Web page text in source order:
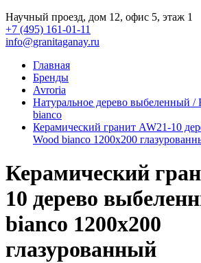
Научный проезд, дом 12, офис 5, этаж 1
+7 (495) 161-01-11
info@granitaganay.ru
Главная
Бренды
Avroria
Натуральное дерево выбеленный /
bianco
Керамический гранит AW21-10
Wood bianco 1200x200
Керамический
10 дерево
bianco 1200x200
глазурованный